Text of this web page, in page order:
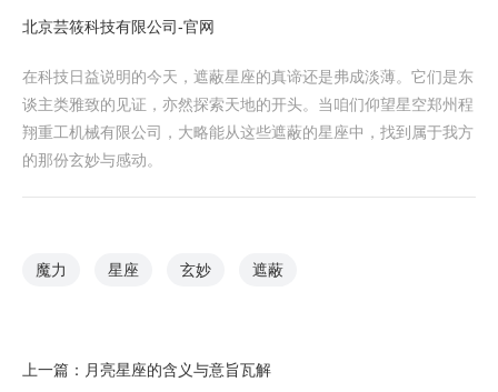
北京芸筱科技有限公司-官网
在科技日益说明的今天，遮蔽星座的真谛还是弗成淡薄。它们是东
谈主类雅致的见证，亦然探索天地的开头。当咱们仰望星空郑州程
翔重工机械有限公司，大略能从这些遮蔽的星座中，找到属于我方
的那份玄妙与感动。
魔力 星座 玄妙 遮蔽
上一篇： 月亮星座的含义与意旨瓦解